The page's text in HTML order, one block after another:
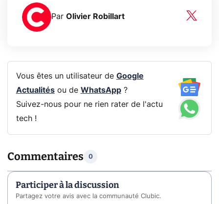
Par Olivier Robillart
Vous êtes un utilisateur de Google
Actualitésou de WhatsApp?
Suivez-nous pour ne rien rater de l'actu
tech !
Commentaires 0
Participer à la discussion
Partagez votre avis avec la communauté Clubic.